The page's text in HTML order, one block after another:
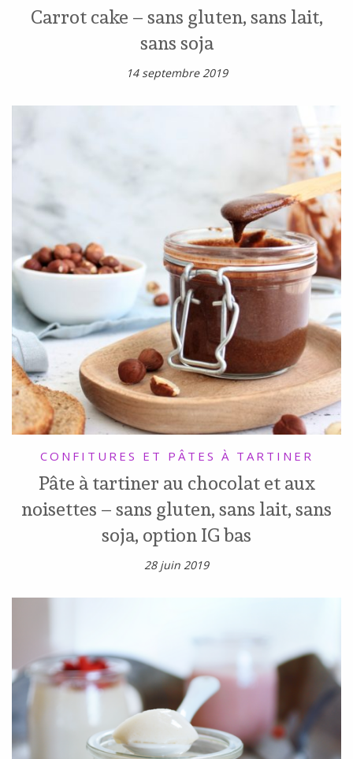
Carrot cake – sans gluten, sans lait,
sans soja
14 septembre 2019
CONFITURES ET PÂTES À TARTINER
Pâte à tartiner au chocolat et aux
noisettes – sans gluten, sans lait, sans
soja, option IG bas
28 juin 2019